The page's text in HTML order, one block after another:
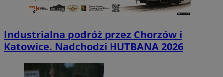
Industrialna podróż przez Chorzów i
Katowice. Nadchodzi HUTBANA 2026